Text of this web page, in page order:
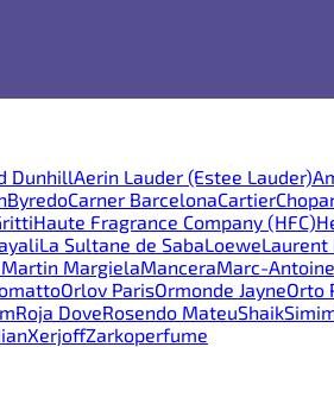
DunhillAerin Lauder (Estee Lauder)
ByredoCarner BarcelonaCartier
Haute Fragrance Company (HFC)
La Sultane de SabaLoeweLaurent
MargielaManceraMarc-
Orlov ParisOrmonde JayneOrto
Roja DoveRosendo MateuShaik
XerjoffZarkoperfume